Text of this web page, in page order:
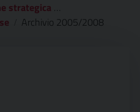
protezione dati – urp
Archivio 2005/2008